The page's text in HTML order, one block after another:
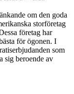
om den goda
storföretag
företag har
för ögonen. I
som
sig beroende av